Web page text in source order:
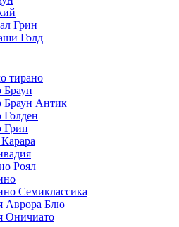
Грин
Голд
тирано
Браун
Браун Антик
Голден
Грин
Роял
Семиклассика
Аврора Блю
Оничиато